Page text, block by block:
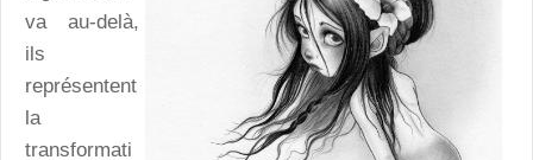
va au-delà,
ils
représentent
la
transformati